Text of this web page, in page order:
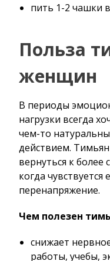
пить 1-2 чашки
Польза
женщин
В периоды
нагрузки всегда
чем-то
действием.
вернуться к более
когда чувствуется
перенапряжение.
Чем полезен
снижает
работы, учебы,